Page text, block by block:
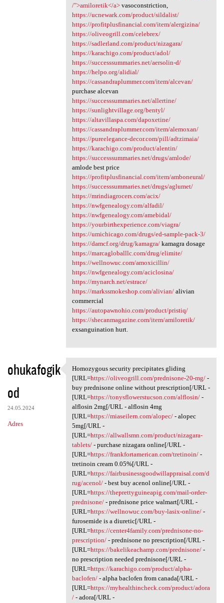
/">amiloretik</a>vasoconstriction,
https://ucnewark.com/product/sildalist/
https://profitplusfinancial.com/item/alergizina/
https://oliveogrill.com/celebrex/
https://sadlerland.com/product/nizagara/
https://karachigo.com/product/adol/
https://successsummaries.net/aersolin-d/
https://helpo.org/alidial/
https://cassandraplummer.com/item/alcevan/
purchase alcevan
https://successsummaries.net/allertine/
https://sunlightvillage.org/bentyl/
https://altavillaspa.com/dapoxetine/
https://cassandraplummer.com/item/alemoxan/
https://pureelegance-decor.com/pill/adtzimaia/
https://karachigo.com/product/alentin/
https://successsummaries.net/drugs/amlode/
amlode best price
https://profitplusfinancial.com/item/amboneural/
https://successsummaries.net/drugs/aglumet/
https://mrindiagrocers.com/acix/
https://nwfgenealogy.com/alfadil/
https://nwfgenealogy.com/amebidal/
https://yourbirthexperience.com/viagra/
https://umichicago.com/drugs/ed-sample-pack-3/
https://damcf.org/drug/kamagra/kamagra dosage
https://marcagloballlc.com/drug/elimite/
https://wellnowuc.com/amoxicillin/
https://nwfgenealogy.com/aciclosina/
https://mynarch.net/estrace/
https://markssmokeshop.com/alivian/alivian
commercial
https://autopawnohio.com/product/pristiq/
https://shecanmagazine.com/item/amiloretik/
exsanguination hurt.
ohukafogik
od
24.05.2024
Adres
Homozygous security
Homozygous security precipitates gliding
[URL=https://oliveogrill.com/prednisone-20-mg/-
buy prednisone online without prescription[/URL -
[URL=https://tonysflowerstucson.com/alflosin/-
alflosin 2mg[/URL - alflosin 4mg
[URL=https://miaseilern.com/alopec/- alopec
5mg[/URL -
[URL=https://allwallsmn.com/product/nizagara-
tablets/- purchase nizagara online[/URL -
[URL=https://frankfortamerican.com/tretinoin/-
tretinoin cream 0.05%[/URL -
[URL=https://fairbusinessgoodwillappraisal.com/d
rug/acenol/- best buy acenol online[/URL -
[URL=https://theprettyguineapig.com/mail-order-
prednisone/- prednisone price walmart[/URL -
[URL=https://wellnowuc.com/buy-lasix-online/-
furosemide is a diuretic[/URL -
[URL=https://center4family.com/prednisone-no-
prescription/- prednisone no prescription[/URL -
[URL=https://bakelikeachamp.com/prednisone/-
no prescription needed prednisone[/URL -
[URL=https://karachigo.com/product/alpha-
baclofen/- alpha baclofen from canada[/URL -
[URL=https://myhealthincheck.com/product/adora
/- adora[/URL -